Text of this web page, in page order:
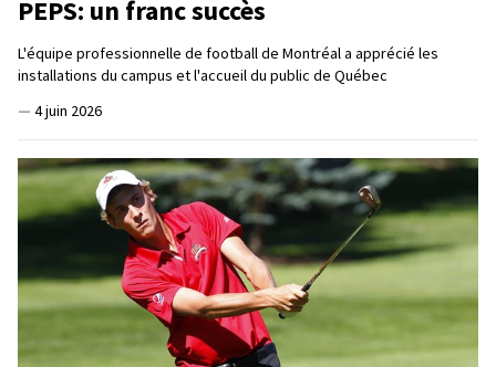
PEPS: un franc succès
L'équipe professionnelle de football de Montréal a apprécié les
installations du campus et l'accueil du public de Québec
— 4 juin 2026